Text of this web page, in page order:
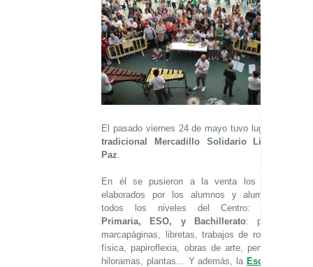
El pasado viernes 24 de mayo tuvo lugar el
tradicional Mercadillo Solidario Liceo La
Paz
En él se pusieron a la venta los trabajos
elaborados por los alumnos y alumnas de
todos los niveles del Centro:
Primaria, ESO, y Bachillerato: pulseras,
marcapáginas, libretas, trabajos de robótica y
física, papiroflexia, obras de arte, pendientes,
hiloramas, plantas… Y además, la Escuela de